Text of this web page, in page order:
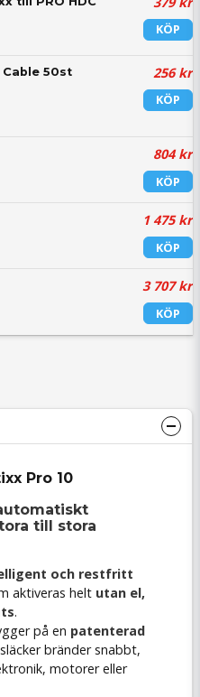
KÖP
Cable 50st 256 kr
KÖP
804 kr
KÖP
1 475 kr
KÖP
3 707 kr
KÖP
Pro 10
automatiskt
till stora
och restfritt
aktiveras helt utan el,
.
på en patenterad
bränder snabbt,
motorer eller